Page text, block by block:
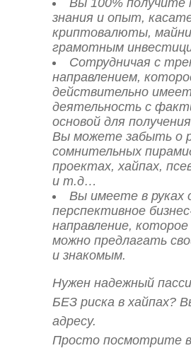
знания и опыт,
криптовалюты,
грамотным
Сотрудничая с
направлением,
действительно
деятельность с
основой для
Вы можете забыть о
сомнительных
проектах, хайпах,
и т.д…
Вы имеете в руках
перспективное
направление, которое
можно предлагать
и знакомым.
Нужен надежный
БЕЗ риска в хайпах?
адресу.
Просто посмотрите